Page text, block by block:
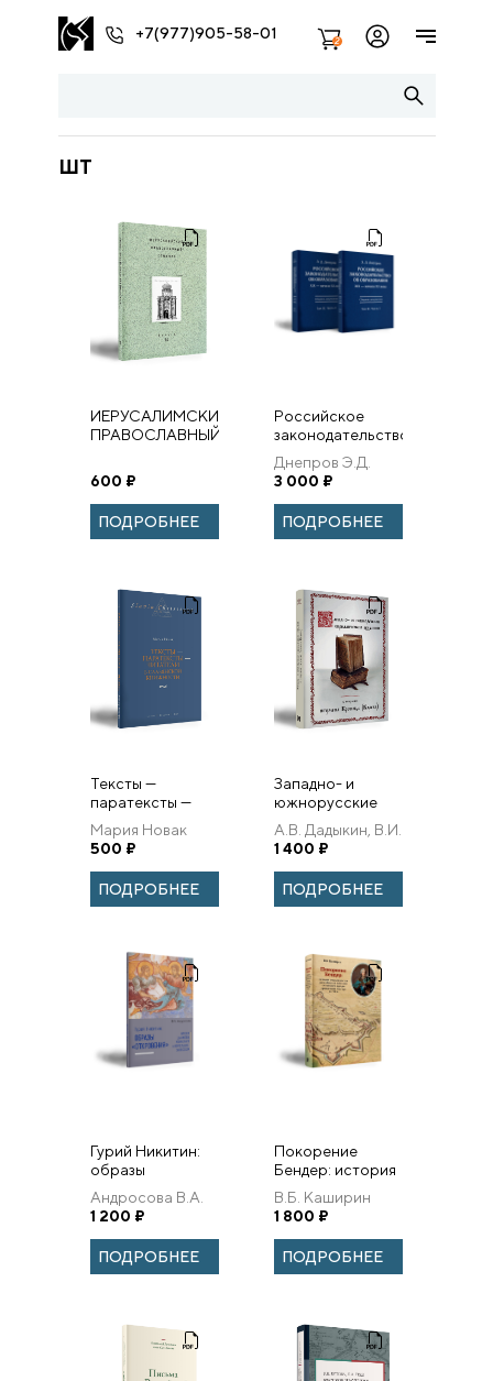
+7(977)905-58-01 2
ШТ
ИЕРУСАЛИМСКИЙ
ПРАВОСЛАВНЫЙ
Выпуск 14
600 ₽
ПОДРОБНЕЕ
Российское
законодательство
об образовании
XIX — начала XX
века:
Российское
законодательство
Днепров Э.Д.
3 000 ₽
ПОДРОБНЕЕ
Тексты —
паратексты —
читатели в
славянской
книжности.
Мария Новак
500 ₽
ПОДРОБНЕЕ
Западно- и
южнорусские
кириллические
издания в
собрании
игумена Кронида
(Карева)
А.В. Дадыкин, В.И.
Ерофеева.
1 400 ₽
ПОДРОБНЕЕ
Гурий Никитин:
образы
Откровения.
Фрески
Данилова
монастыря в
Переславле
Андросова В.А.
1 200 ₽
ПОДРОБНЕЕ
Покорение
Бендер: история
осады и взятия
российскими
войсками
османского
города-
В.Б. Каширин
1 800 ₽
ПОДРОБНЕЕ